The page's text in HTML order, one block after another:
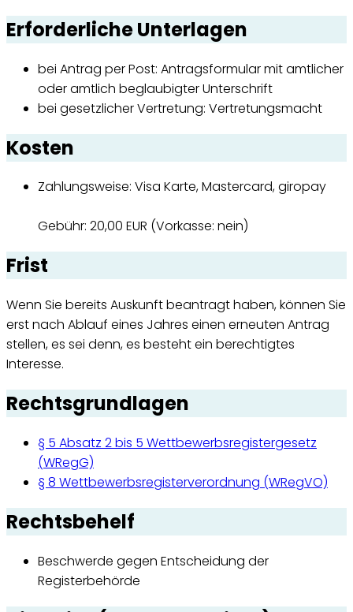
Erforderliche Unterlagen
bei Antrag per Post: Antragsformular mit amtlicher
oder amtlich beglaubigter Unterschrift
bei gesetzlicher Vertretung: Vertretungsmacht
Kosten
Zahlungsweise: Visa Karte, Mastercard, giropay
Gebühr: 20,00 EUR (Vorkasse: nein)
Frist
Wenn Sie bereits Auskunft beantragt haben, können Sie
erst nach Ablauf eines Jahres einen erneuten Antrag
stellen, es sei denn, es besteht ein berechtigtes
Interesse.
Rechtsgrundlagen
§ 5 Absatz 2 bis 5 Wettbewerbsregistergesetz
(WRegG)
§ 8 Wettbewerbsregisterverordnung (WRegVO)
Rechtsbehelf
Beschwerde gegen Entscheidung der
Registerbehörde